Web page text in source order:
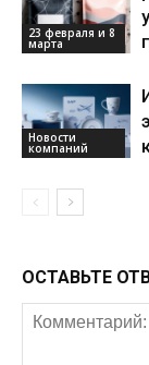
23 февраля и 8
марта
Новости
компаний
ОСТАВЬТЕ